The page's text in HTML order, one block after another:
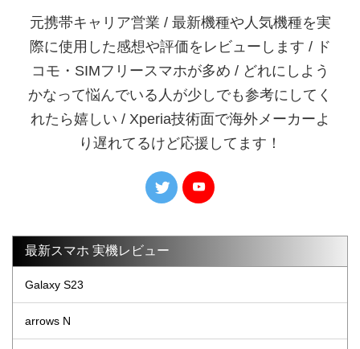
元携帯キャリア営業 / 最新機種や人気機種を実
際に使用した感想や評価をレビューします / ド
コモ・SIMフリースマホが多め / どれにしよう
かなって悩んでいる人が少しでも参考にしてく
れたら嬉しい / Xperia技術面で海外メーカーよ
り遅れてるけど応援してます！
最新スマホ 実機レビュー
Galaxy S23
arrows N